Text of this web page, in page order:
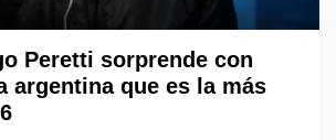
Peretti sorprende con
argentina que es la más